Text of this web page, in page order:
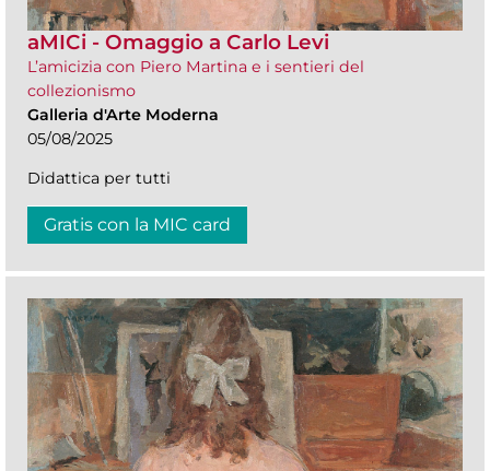
aMICi - Omaggio a Carlo Levi
L’amicizia con Piero Martina e i sentieri del
collezionismo
Galleria d'Arte Moderna
05/08/2025
Didattica per tutti
Gratis con la MIC card